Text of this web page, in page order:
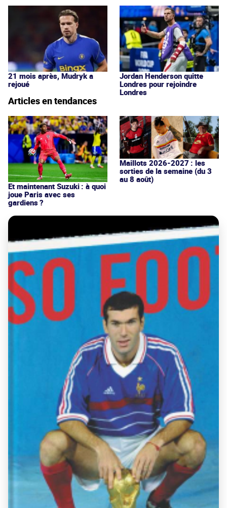
21 mois après, Mudryk a
rejoué
Jordan Henderson quitte
Londres pour rejoindre
Londres
Articles en tendances
Et maintenant Suzuki : à quoi
joue Paris avec ses
gardiens ?
Maillots 2026-2027 : les
sorties de la semaine (du 3
au 8 août)